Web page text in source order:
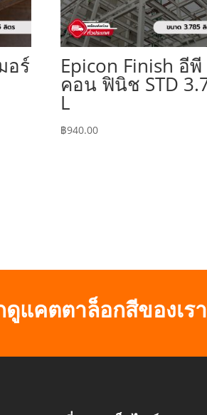
อร์ Epicon Finish อีพี
คอน ฟินิช STD
L
฿940.00
ดูแคตตาล็อกสีของเรา